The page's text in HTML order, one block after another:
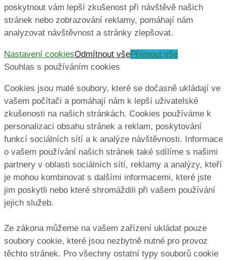
poskytnout vám lepší zkušenost při návštěvě našich
stránek nebo zobrazování reklamy, pomáhají nám
analyzovat návštěvnost a stránky zlepšovat.
Nastavení cookiesOdmítnout všePřijmout vše
Souhlas s používáním cookies
Cookies jsou malé soubory, které se dočasně ukládají ve
vašem počítači a pomáhají nám k lepší uživatelské
zkušenosti na našich stránkách. Cookies používáme k
personalizaci obsahu stránek a reklam, poskytování
funkcí sociálních sítí a k analýze návštěvnosti. Informace
o vašem používání našich stránek také sdílíme s našimi
partnery v oblasti sociálních sítí, reklamy a analýzy, kteří
je mohou kombinovat s dalšími informacemi, které jste
jim poskytli nebo které shromáždili při vašem používání
jejich služeb.
Ze zákona můžeme na vašem zařízení ukládat pouze
soubory cookie, které jsou nezbytně nutné pro provoz
těchto stránek. Pro všechny ostatní typy souborů cookie